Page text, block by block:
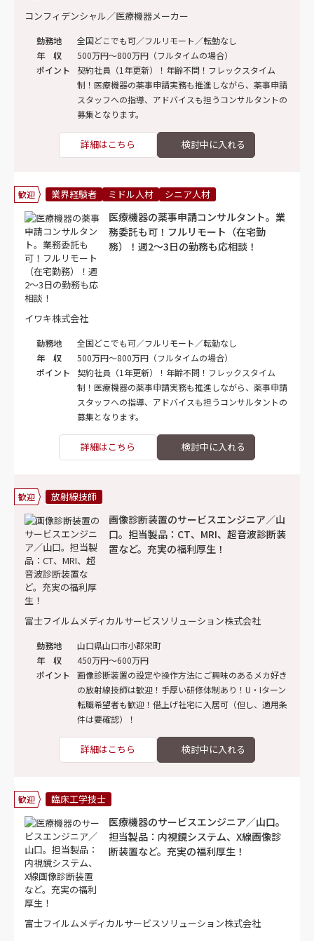
コンフィデンシャル／医療機器メーカー
勤務地
全国どこでも可／フルリモート／転勤なし
年 収
500万円～800万円（フルタイムの場合）
ポイント
契約社員（1年更新）！年齢不問！フレックスタイム
制！医療機器の薬事申請実務も推進しながら、薬事申請
スタッフへの指導、アドバイスも担うコンサルタントの
募集となります。
詳細はこちら
歓迎 業界経験者 ミドル人材 シニア人材
医療機器の薬事申請コンサルタント。業
務委託も可！フルリモート（在宅勤
務）！週2～3日の勤務も応相談！
イワキ株式会社
勤務地
全国どこでも可／フルリモート／転勤なし
年 収
500万円～800万円（フルタイムの場合）
ポイント
契約社員（1年更新）！年齢不問！フレックスタイム
制！医療機器の薬事申請実務も推進しながら、薬事申請
スタッフへの指導、アドバイスも担うコンサルタントの
募集となります。
詳細はこちら
歓迎 放射線技師
画像診断装置のサービスエンジニア／山
口。担当製品：CT、MRI、超音波診断装
置など。充実の福利厚生！
富士フイルムメディカルサービスソリューション株式会社
勤務地
山口県山口市小郡栄町
年 収
450万円～600万円
ポイント
画像診断装置の設定や操作方法にご興味のあるメカ好き
の放射線技師は歓迎！手厚い研修体制あり！U・Iターン
転職希望者も歓迎！借上げ社宅に入居可（但し、適用条
件は要確認）！
詳細はこちら
歓迎 臨床工学技士
医療機器のサービスエンジニア／山口。
担当製品：内視鏡システム、X線画像診
断装置など。充実の福利厚生！
富士フイルムメディカルサービスソリューション株式会社